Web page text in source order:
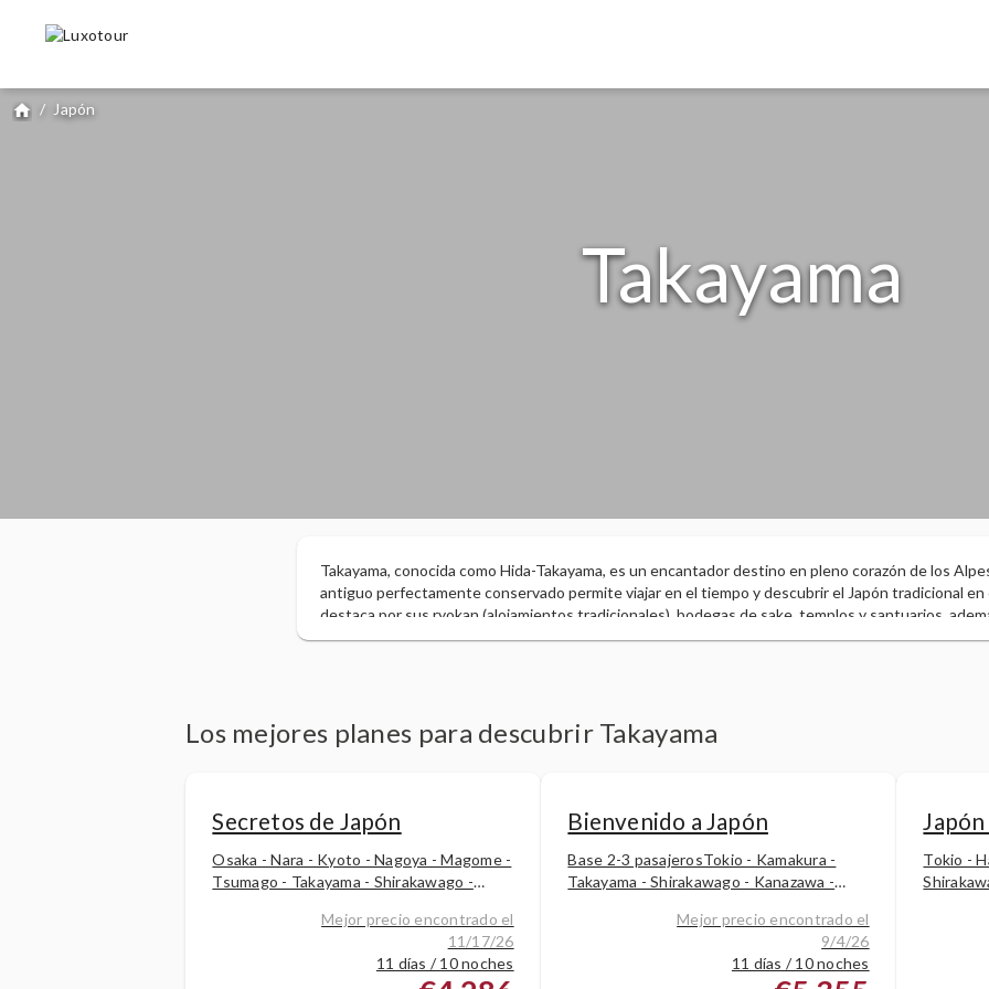
home / Japón
Takayama
Takayama, conocida como Hida-Takayama, es un encantador destino en pleno corazón de los
antiguo perfectamente conservado permite viajar en el tiempo y descubrir el Japón tradicional en
destaca por sus ryokan (alojamientos tradicionales), bodegas de sake, templos y santuarios,
periodo Edo, que mantienen su arquitectura original. Pasear por el casco histórico y cruzar
Los mejores planes para descubrir Takayama
Secretos de Japón
Osaka - Nara - Kyoto - Nagoya - Magome -
Tsumago - Takayama - Shirakawago -
Mejor precio encontrado el
11/17/26
11 días / 10 noches
Bienvenido a Japón
Base 2-3 pasajerosTokio - Kamakura -
Takayama - Shirakawago - Kanazawa -
Mejor precio encontrado el
9/4/26
11 días / 10 noches
Tokio -